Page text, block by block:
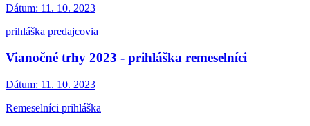
Dátum: 11. 10. 2023
prihláška predajcovia
Vianočné trhy 2023 - prihláška remeselníci
Dátum: 11. 10. 2023
Remeselníci prihláška